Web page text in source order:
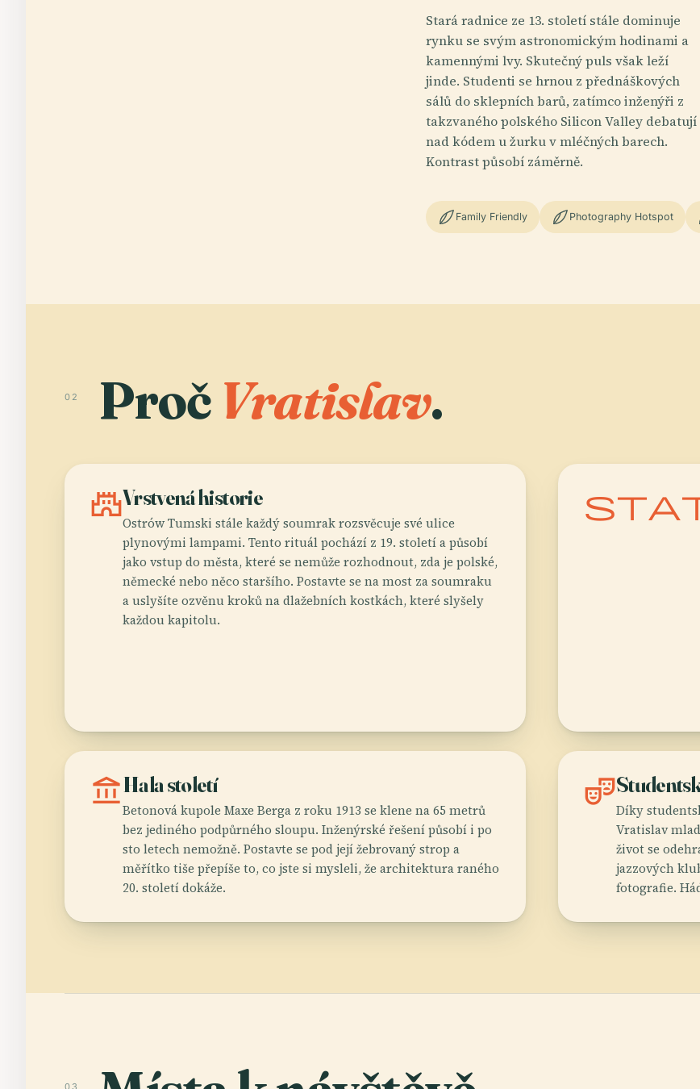
Stará radnice ze 13. století stále dominuje
rynku se svým astronomickým hodinami a
kamennými lvy. Skutečný puls však leží
jinde. Studenti se hrnou z přednáškových
sálů do sklepních barů, zatímco inženýři z
takzvaného polského Silicon Valley debatují
nad kódem u žurku v mléčných barech.
Kontrast působí záměrně.
Family Friendly Photography Hotspot
02 Proč Vratislav.
castleVrstvená historie
Ostrów Tumski stále každý soumrak rozsvěcuje své ulice
plynovými lampami. Tento rituál pochází z 19. století a působí
jako vstup do města, které se nemůže rozhodnout, zda je polské,
německé nebo něco staršího. Postavte se na most za soumraku
a uslyšíte ozvěnu kroků na dlažebních kostkách, které slyšely
každou kapitolu.
account_balanceHala století
Betonová kupole Maxe Berga z roku 1913 se klene na 65 metrů
bez jediného podpůrného sloupu. Inženýrské řešení působí i po
sto letech nemožně. Postavte se pod její žebrovaný strop a
měřítko tiše přepíše to, co jste si mysleli, že architektura raného
20. století dokáže.
theater_comedyDíky
Vratislav
život se
jazzových
fotografie.